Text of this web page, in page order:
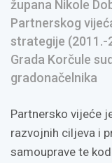
župana Nikole
Partnerskog
strategije (2011.-
Grada Korčule
gradonačelnika
Partnersko vijeće
razvojnih ciljeva i
samouprave te